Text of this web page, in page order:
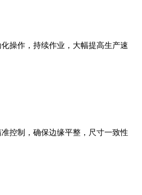
操作，持续作业，大幅提高生产速
控制，确保边缘平整，尺寸一致性